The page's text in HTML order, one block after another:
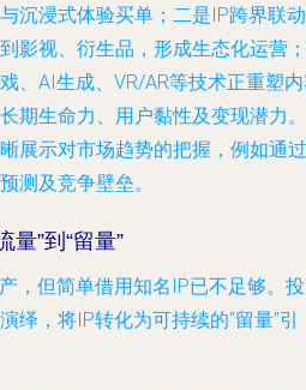
沉浸式体验买单；二是IP跨界联动
影视、衍生品，形成生态化运营；
、AI生成、VR/AR等技术正重塑
期生命力、用户黏性及变现潜力。
展示对市场趋势的把握，例如通过
测及竞争壁垒。
量”到“留量”
，但简单借用知名IP已不足够。
绎，将IP转化为可持续的“留量”引